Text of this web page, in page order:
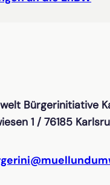
Bürgerinitiative
1 / 76185